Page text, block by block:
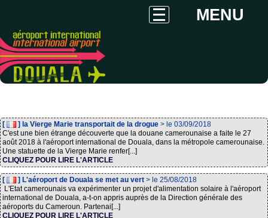
MENU
[ ] la Vierge Marie transportait de la drogue > le 03/09/2018
C'est une bien étrange découverte que la douane camerounaise a faite le 27
août 2018 à l'aéroport international de Douala, dans la métropole camerounaise.
Une statuette de la Vierge Marie renfer[...]
CLIQUEZ POUR LIRE L'ARTICLE
[ ] L'aéroport de Douala se met au vert > le 25/08/2018
L'Etat camerounais va expérimenter un projet d'alimentation solaire à l'aéroport
international de Douala, a-t-on appris auprès de la Direction générale des
aéroports du Cameroun. Partenai[...]
CLIQUEZ POUR LIRE L'ARTICLE